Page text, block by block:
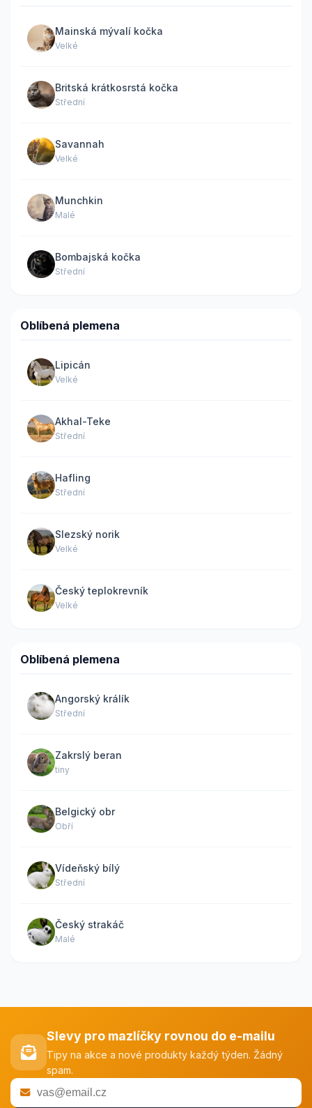
Mainská mývalí kočka
Velké
Britská krátkosrstá kočka
Střední
Savannah
Velké
Munchkin
Malé
Bombajská kočka
Střední
Oblíbená plemena
Lipicán
Velké
Akhal-Teke
Střední
Hafling
Střední
Slezský norik
Velké
Český teplokrevník
Velké
Oblíbená plemena
Angorský králík
Střední
Zakrslý beran
tiny
Belgický obr
Obří
Vídeňský bílý
Střední
Český strakáč
Malé
Slevy pro mazlíčky rovnou do e-mailu
Tipy na akce a nové produkty každý týden. Žádný
spam.